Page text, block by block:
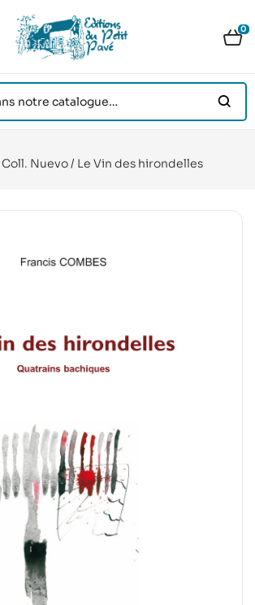
0
Coll. Nuevo/ Le Vin des hirondelles